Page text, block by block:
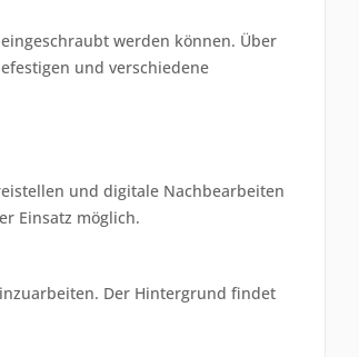
werden können. Über
und verschiedene
und digitale Nachbearbeiten
Einsatz möglich.
Der Hintergrund findet